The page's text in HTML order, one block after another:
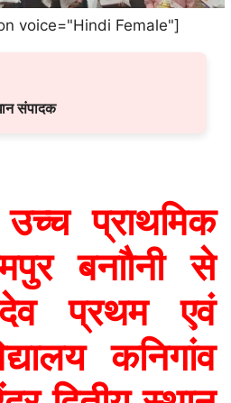
voice="Hindi Female"]
संपादक
प्राथमिक
बनाौनी से
प्रथम एवं
कनिगांव